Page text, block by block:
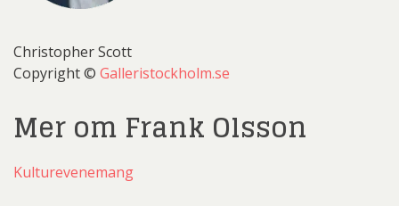
Christopher Scott
Copyright © Galleristockholm.se
Mer om Frank Olsson
Kulturevenemang